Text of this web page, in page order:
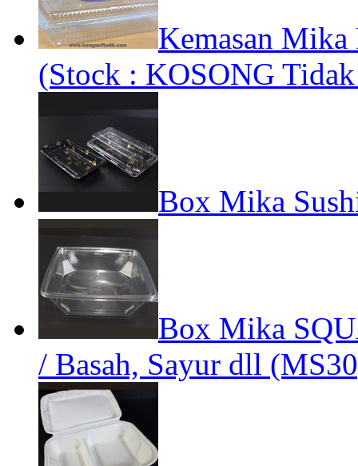
Kemasan
(Stock : KOSONG
Box Mika
Box Mika
/ Basah, Sayur dll